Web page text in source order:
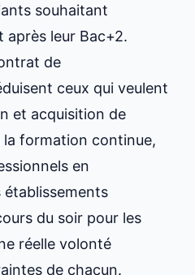
souhaitant
après leur Bac+2.
de
ceux qui veulent
et acquisition de
formation continue,
en
du soir pour les
réelle volonté
de chacun.